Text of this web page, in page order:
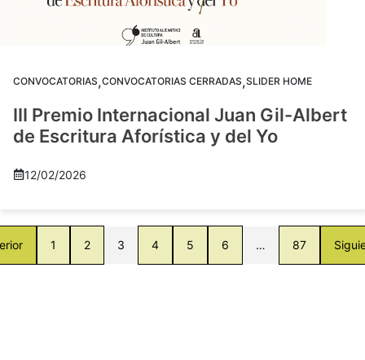
CONVOCATORIAS,CONVOCATORIAS CERRADAS,SLIDER HOME
III Premio Internacional Juan Gil-Albert
de Escritura Aforística y del Yo
12/02/2026
1 2 3 4 5 6 … 87